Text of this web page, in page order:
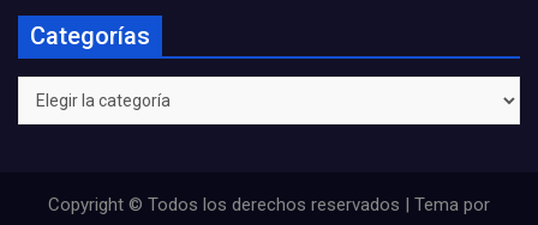
Categorías
Categorías
Copyright © Todos los derechos reservados | Tema por